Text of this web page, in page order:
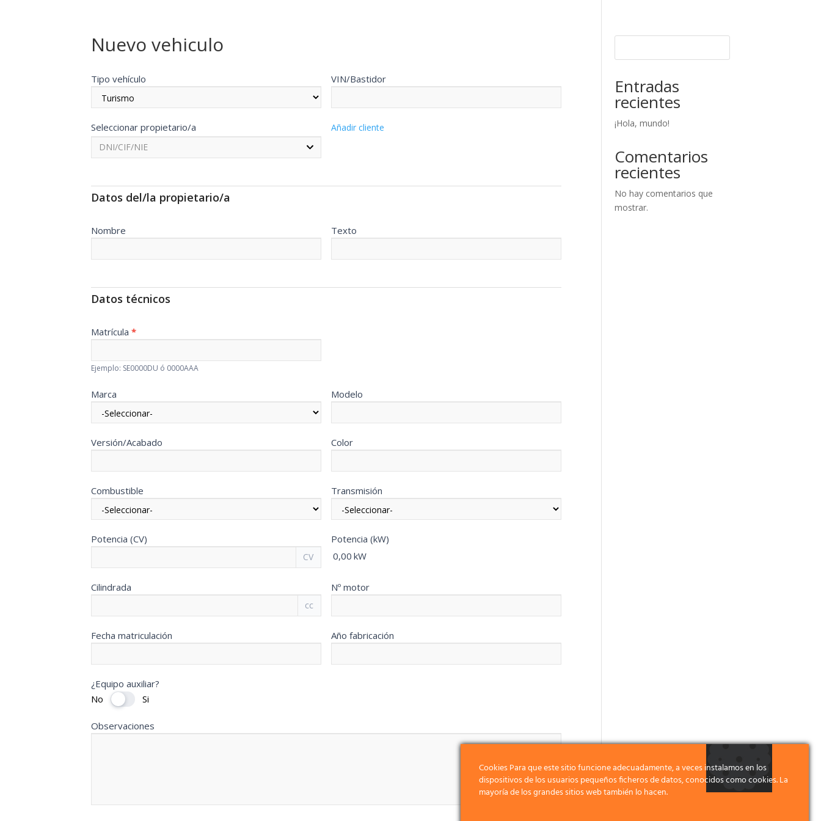
Nuevo vehiculo
Vehículos
Tipo vehículo VIN/Bastidor
Seleccionar propietario/a
DNI/CIF/NIE
Añadir cliente
Datos del/la propietario/a
Nombre Texto
Datos técnicos
Matrícula*
Ejemplo: SE0000DU ó 0000AAA
Marca Modelo
Versión/Acabado Color
Combustible Transmisión
Potencia (CV)
CV
Potencia (kW)
0,00 kW
Cilindrada
cc
Nº motor
Fecha matriculación Año fabricación
¿Equipo auxiliar?
No
Si
Observaciones
Entradas
recientes
¡Hola, mundo!
Comentarios
recientes
No hay comentarios que
mostrar.
Cookies Para que este sitio funcione adecuadamente, a veces instalamos en los
dispositivos de los usuarios pequeños ficheros de datos, conocidos como cookies. La
mayoría de los grandes sitios web también lo hacen.